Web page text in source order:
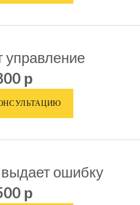
управление
р
ошибку
р